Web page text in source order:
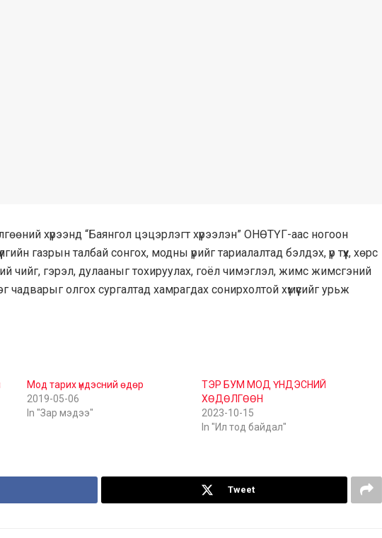
хүрээнд “Баянгол цэцэрлэгт хүрээлэн” ОНӨТҮГ-аас ногоон
газрын талбай сонгох, модны үрийг тариалалтад бэлдэх, үр түүх, хөрс
чийг, гэрэл, дулааныг тохируулах, гоёл чимэглэл, жимс жимсгэний
чадварыг олгох сургалтад хамрагдах сонирхолтой хүмүүсийг урьж
Мод тарих үндэсний өдөр
2019-05-06
In "Зар мэдээ"
ТЭР БУМ МОД ҮНДЭСНИЙ
ХӨДӨЛГӨӨН
2023-10-15
In "Ил тод байдал"
Tweet